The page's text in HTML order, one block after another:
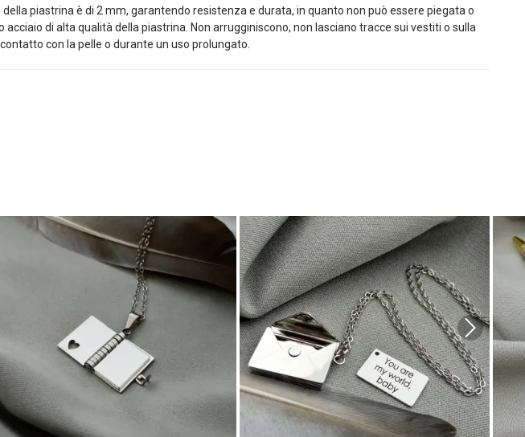
piastrina è di 2 mm, garantendo resistenza e durata, in quanto non può essere piegata o
di alta qualità della piastrina. Non arrugginiscono, non lasciano tracce sui vestiti o sulla
con la pelle o durante un uso prolungato.